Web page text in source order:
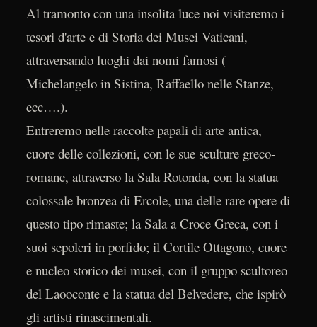
Al tramonto con una insolita luce noi visiteremo i
tesori d'arte e di Storia dei Musei Vaticani,
attraversando luoghi dai nomi famosi (
Michelangelo in Sistina, Raffaello nelle Stanze,
ecc….).
Entreremo nelle raccolte papali di arte antica,
cuore delle collezioni, con le sue sculture greco-
romane, attraverso la Sala Rotonda, con la statua
colossale bronzea di Ercole, una delle rare opere di
questo tipo rimaste; la Sala a Croce Greca, con i
suoi sepolcri in porfido; il Cortile Ottagono, cuore
e nucleo storico dei musei, con il gruppo scultoreo
del Laooconte e la statua del Belvedere, che ispirò
gli artisti rinascimentali.